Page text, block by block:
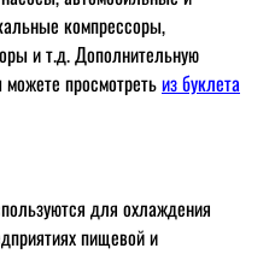
компрессоры,
и т.д. Дополнительную
просмотретьиз буклета
для охлаждения
пищевой и